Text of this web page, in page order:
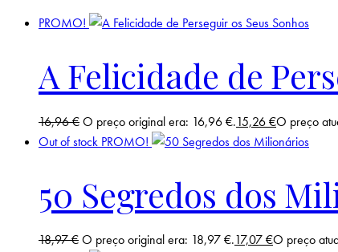
PROMO!
A Felicidade de
16,96€O preço original era: 16,96 €.15,26€O preço
Out of stock PROMO!
50 Segredos dos
18,97€O preço original era: 18,97 €.17,07€O preço